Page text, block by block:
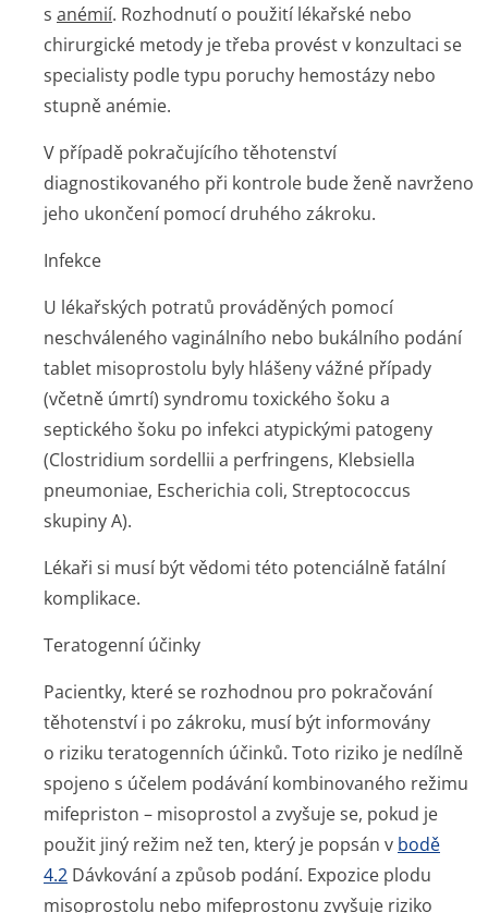
s anémií. Rozhodnutí o použití lékařské nebo
chirurgické metody je třeba provést v konzultaci se
specialisty podle typu poruchy hemostázy nebo
stupně anémie.
V případě pokračujícího těhotenství
diagnostikovaného při kontrole bude ženě navrženo
jeho ukončení pomocí druhého zákroku.
Infekce
U lékařských potratů prováděných pomocí
neschváleného vaginálního nebo bukálního podání
tablet misoprostolu byly hlášeny vážné případy
(včetně úmrtí) syndromu toxického šoku a
septického šoku po infekci atypickými patogeny
(Clostridium sordellii a perfringens, Klebsiella
pneumoniae, Escherichia coli, Streptococcus
skupiny A).
Lékaři si musí být vědomi této potenciálně fatální
komplikace.
Teratogenní účinky
Pacientky, které se rozhodnou pro pokračování
těhotenství i po zákroku, musí být informovány
o riziku teratogenních účinků. Toto riziko je nedílně
spojeno s účelem podávání kombinovaného režimu
mifepriston – misoprostol a zvyšuje se, pokud je
použit jiný režim než ten, který je popsán v bodě
4.2 Dávkování a způsob podání. Expozice plodu
misoprostolu nebo mifeprostonu zvyšuje riziko